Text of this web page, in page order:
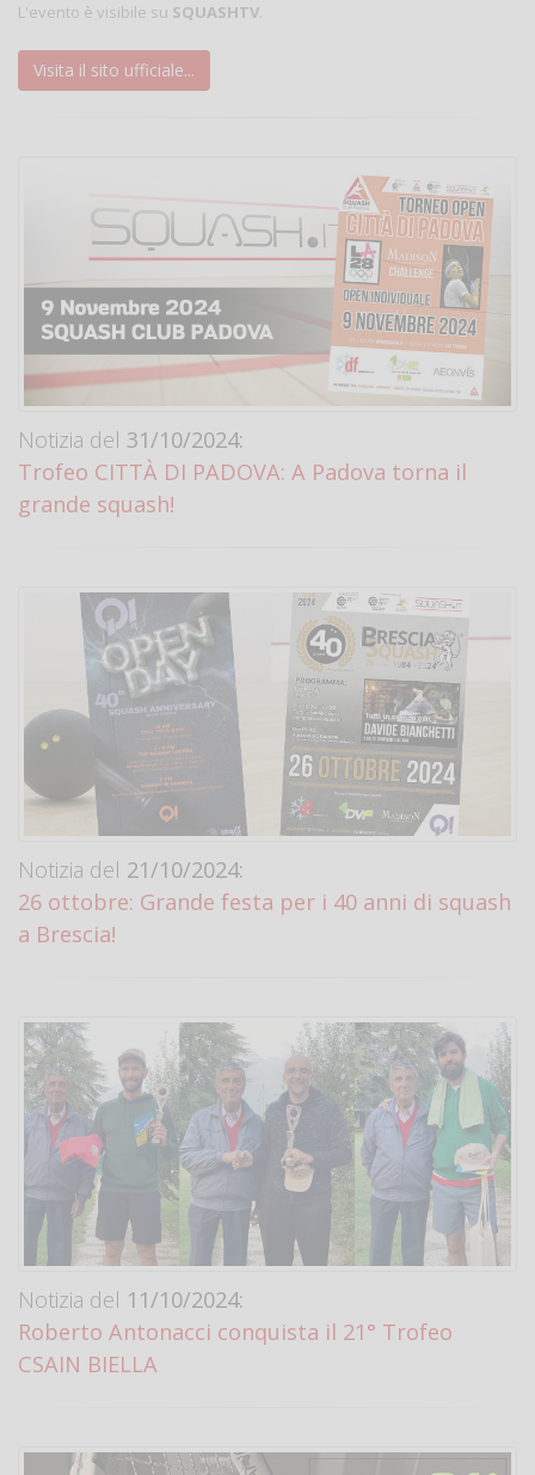
L'evento è visibile su SQUASHTV.
Visita il sito ufficiale...
Notizia del 31/10/2024:
Trofeo CITTÀ DI PADOVA: A Padova torna il
grande squash!
Notizia del 21/10/2024:
26 ottobre: Grande festa per i 40 anni di squash
a Brescia!
Notizia del 11/10/2024:
Roberto Antonacci conquista il 21° Trofeo
CSAIN BIELLA